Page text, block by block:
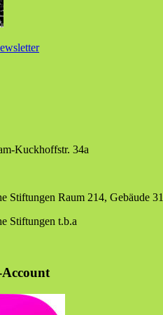
Kuckhoffstr. 34a
Stiftungen Raum 214, Gebäude 31
Stiftungen t.b.a